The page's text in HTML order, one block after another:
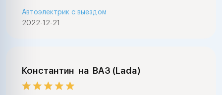
2022-12-21
Автоэлектрик с выездом
Константин на ВАЗ (Lada)